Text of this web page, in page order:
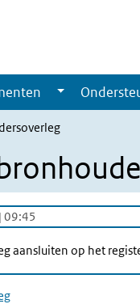
09:45
aansluiten op het